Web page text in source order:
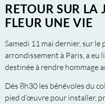
RETOUR SUR LA
FLEUR UNE VIE
Samedi 11 mai dernier, sur le
arrondissement à Paris, a eu
destinée à rendre
Dès 8h30 les bénévoles du
pied d’œuvre pour installer,